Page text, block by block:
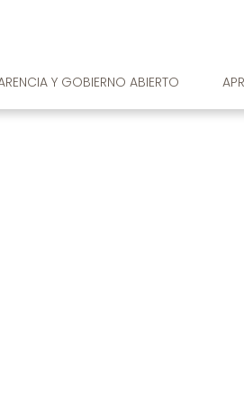
Y GOBIERNO ABIERTO